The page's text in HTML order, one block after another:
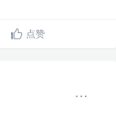
点赞